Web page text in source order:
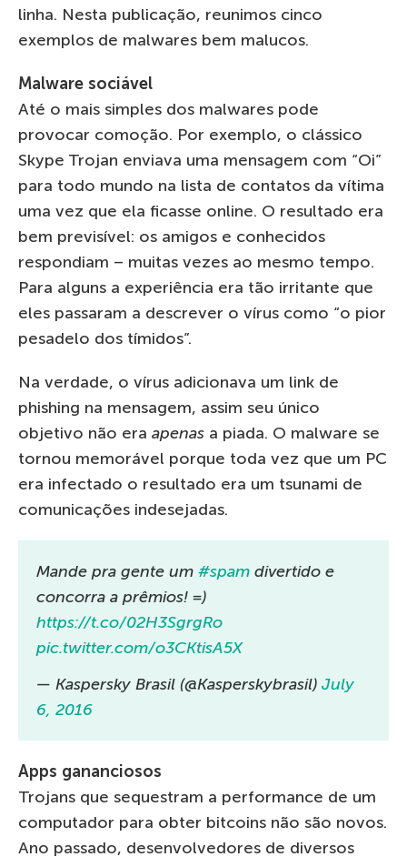
linha. Nesta publicação, reunimos cinco
exemplos de malwares bem malucos.
Malware sociável
Até o mais simples dos malwares pode
provocar comoção. Por exemplo, o clássico
Skype Trojan enviava uma mensagem com “Oi”
para todo mundo na lista de contatos da vítima
uma vez que ela ficasse online. O resultado era
bem previsível: os amigos e conhecidos
respondiam – muitas vezes ao mesmo tempo.
Para alguns a experiência era tão irritante que
eles passaram a descrever o vírus como “o pior
pesadelo dos tímidos”.
Na verdade, o vírus adicionava um link de
phishing na mensagem, assim seu único
objetivo não era apenas a piada. O malware se
tornou memorável porque toda vez que um PC
era infectado o resultado era um tsunami de
comunicações indesejadas.
Mande pra gente um #spam divertido e
concorra a prêmios! =)
https://t.co/02H3SgrgRo
pic.twitter.com/o3CKtisA5X
— Kaspersky Brasil (@Kasperskybrasil) July
6, 2016
Apps gananciosos
Trojans que sequestram a performance de um
computador para obter bitcoins não são novos.
Ano passado, desenvolvedores de diversos